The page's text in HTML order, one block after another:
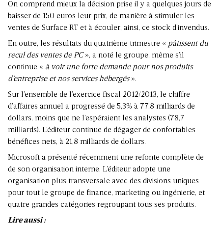
On comprend mieux la décision prise il y a quelques jours de
baisser de 150 euros leur prix, de manière à stimuler les
ventes de Surface RT et à écouler, ainsi, ce stock d’invendus.
En outre, les résultats du quatrième trimestre « pâtissent du
recul des ventes de PC», a noté le groupe, même s’il
continue « à voir une forte demande pour nos produits
d’entreprise et nos services hébergés».
Sur l’ensemble de l’exercice fiscal 2012/2013, le chiffre
d’affaires annuel a progressé de 5,3% à 77,8 milliards de
dollars, moins que ne l’espéraient les analystes (78,7
milliards). L’éditeur continue de dégager de confortables
bénéfices nets, à 21,8 milliards de dollars.
Microsoft a présenté récemment une refonte complète de
de son organisation interne. L’éditeur adopte une
organisation plus transversale avec des divisions uniques
pour tout le groupe de finance, marketing ou ingénierie, et
quatre grandes catégories regroupant tous ses produits.
Lire aussi :